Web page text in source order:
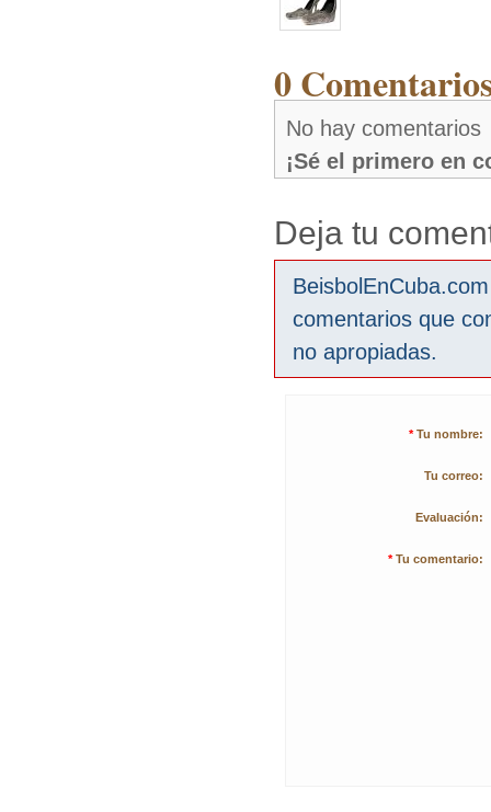
0
No hay comentarios
¡Sé el primero en
Deja tu
comentarios que
no apropiadas.
* Tu nombre:
Tu correo:
Evaluación:
* Tu comentario: